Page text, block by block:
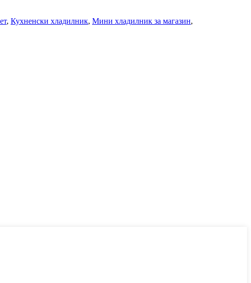
, Кухненски хладилник, Мини хладилник за магазин,